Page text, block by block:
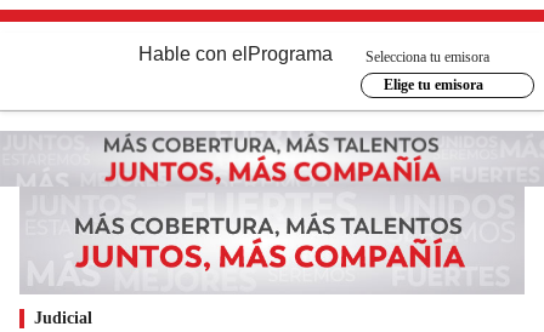
Hable con el Programa
Selecciona tu emisora
Elige tu emisora
Judicial